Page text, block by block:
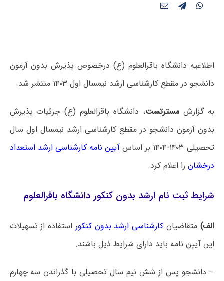
اطلاعیه دانشگاه باقرالعلوم (ع) درخصوص پذیرش بدون آزمون
دانشجو در مقطع کارشناسی ارشد نیمسال اول ۱۴۰۳ منتشر شد.
به گزارشمسترتست، دانشگاه باقرالعلوم (ع) جزئیات پذیرش
بدون آزمون دانشجو در مقطع کارشناسی ارشد نیمسال اول سال
تحصیلی ۱۴۰۳-۱۴۰۴ بر اساس
آیین نامه کارشناسی ارشد استعداد
درخشان را اعلام کرد.
شرایط ثبت نام ارشد بدون کنکور دانشگاه باقرالعلوم
الف) متقاضیان کارشناسی ارشد بدون کنکور استفاده از تسهیلات
این آیین نامه باید دارای شرایط ذیل باشند.
– دانشجو پس از شش نیم سال تحصیلی با گذراندن سه چهارم